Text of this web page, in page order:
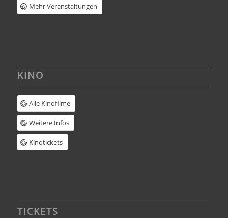
Mehr Veranstaltungen
KINO
Alle Kinofilme
Weitere Infos
Kinotickets
TICKETS